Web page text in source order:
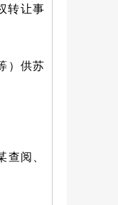
转让事
）供苏
阅、